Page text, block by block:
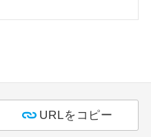
URLをコピー
社が指定なので、ご出発の計
便利です。
ホテルを指定したコースで
でバス席を2席利⽤できま